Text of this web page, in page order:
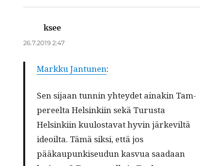
ksee
26.7.2019 2:47
Markku Jan­tunen:
Sen sijaan tun­nin yhtey­det ainakin Tam­
pereelta Helsinki­in sekä Turus­ta
Helsinki­in kuu­losta­vat hyvin järkeviltä
ideoil­ta. Tämä sik­si, että jos
pääkaupunkiseudun kasvua saadaan